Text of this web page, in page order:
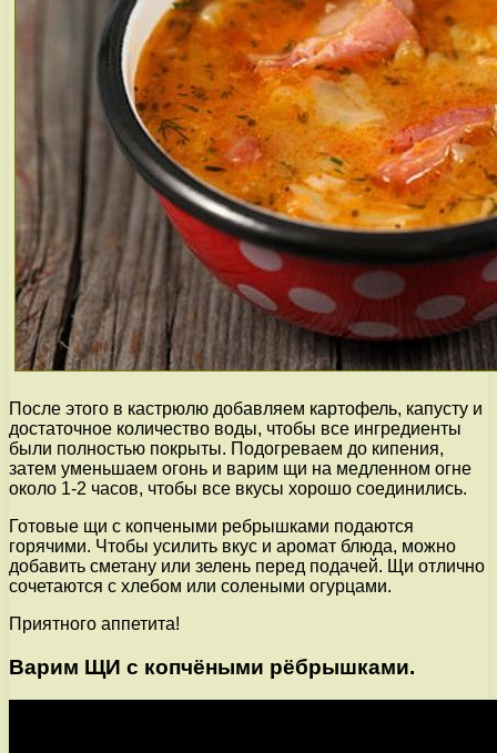
После этого в кастрюлю добавляем картофель, капусту и
достаточное количество воды, чтобы все ингредиенты
были полностью покрыты. Подогреваем до кипения,
затем уменьшаем огонь и варим щи на медленном огне
около 1-2 часов, чтобы все вкусы хорошо соединились.
Готовые щи с копчеными ребрышками подаются
горячими. Чтобы усилить вкус и аромат блюда, можно
добавить сметану или зелень перед подачей. Щи отлично
сочетаются с хлебом или солеными огурцами.
Приятного аппетита!
Варим ЩИ с копчёными рёбрышками.